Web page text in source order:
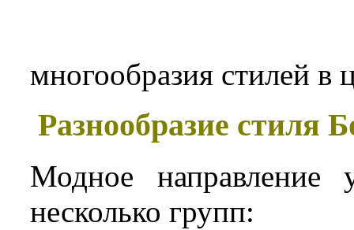
многообразия стилей в
Разнообразие стиля
Модное направление
несколько групп: